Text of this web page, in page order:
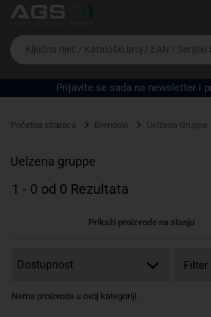
Ova postavka prilagođava
cijene vašim potrebama.
Da
biste
potražili
proizvod,
unesite
riječ,
EAN
serijski
Prijavite se sada na newsletter i
Početna stranica Brendovi Uelzena Gruppe
Uelzena gruppe
1 - 0 od 0 Rezultata
Prikaži proizvode na stanju
Filter
Nema proizvoda u ovoj kategoriji.